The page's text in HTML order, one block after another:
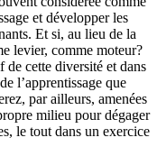
et développer les
Et si, au lieu de la
levier, comme moteur?
de cette diversité et dans
l’apprentissage que
par ailleurs, amenées
milieu pour dégager
le tout dans un exercice